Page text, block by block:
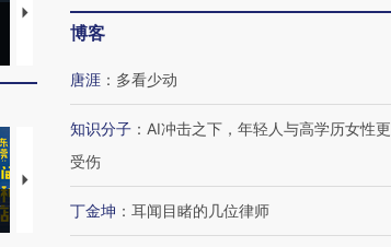
马航飞行员跨国走私7万
粒摇头丸 尿检体内含3种
视线｜被称为“蟑螂”的印
视
【推广】走进第四届链博
会，让数智科技“链”接产
【特别呈现】寻找100种
有意思的生活方式·第三对
博客
唐涯 ： 多看少动
知识分子 ： AI冲击之下，年轻人与高学历女性更
受伤
丁金坤 ： 耳闻目睹的几位律师